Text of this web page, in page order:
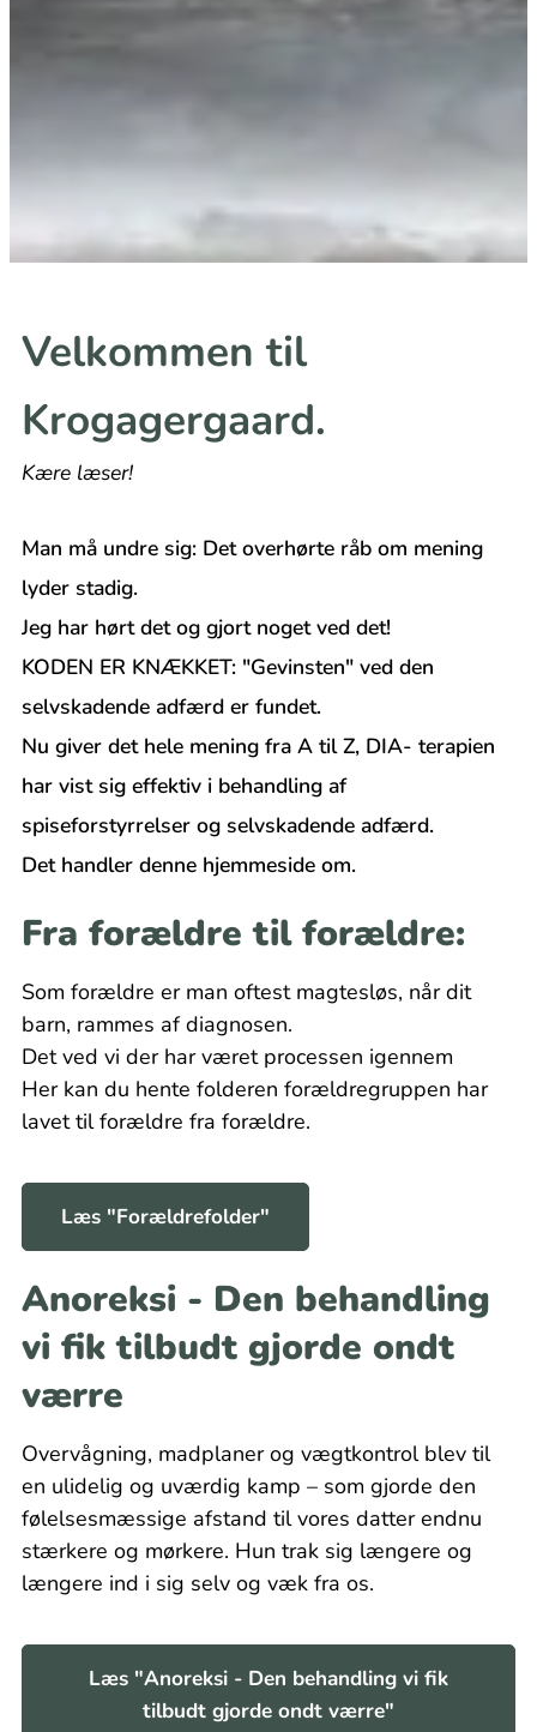
Velkommen til
Krogagergaard.
Kære læser!
Man må undre sig: Det overhørte råb om mening
lyder stadig.
Jeg har hørt det og gjort noget ved det!
KODEN ER KNÆKKET: "Gevinsten" ved den
selvskadende adfærd er fundet.
Nu giver det hele mening fra A til Z, DIA- terapien
har vist sig effektiv i behandling af
spiseforstyrrelser og selvskadende adfærd.
Det handler denne hjemmeside om.
Fra forældre til forældre:
Som forældre er man oftest magtesløs, når dit
barn, rammes af diagnosen.
Det ved vi der har været processen igennem
Her kan du hente folderen forældregruppen har
lavet til forældre fra forældre.
Læs "Forældrefolder"
Anoreksi - Den behandling
vi fik tilbudt gjorde ondt
værre
Overvågning, madplaner og vægtkontrol blev til
en ulidelig og uværdig kamp – som gjorde den
følelsesmæssige afstand til vores datter endnu
stærkere og mørkere. Hun trak sig længere og
længere ind i sig selv og væk fra os.
Læs "Anoreksi - Den behandling vi fik
tilbudt gjorde ondt værre"